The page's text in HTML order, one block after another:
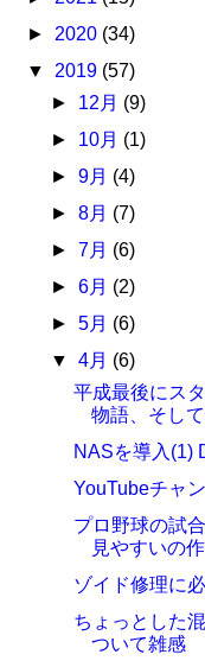
► 2020 (34)
▼ 2019 (57)
► 12月 (9)
► 10月 (1)
► 9月 (4)
► 8月 (7)
► 7月 (6)
► 6月 (2)
► 5月 (6)
▼ 4月 (6)
平成最後にス
物語、そし
NASを導入(1)
YouTubeチャ
プロ野球の試
見やすいの作
ゾイド修理に
ちょっとした
ついて雑感